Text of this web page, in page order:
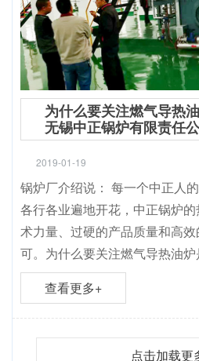
为什么要关注燃气导热
无锡中正锅炉有限责任
2019-01-19
锅炉厂介绍说： 每一个中正人
各行各业遍地开花，中正锅炉
术力量、过硬的产品质量和高
可。为什么要关注燃气导热油
查看更多+
点击加载更